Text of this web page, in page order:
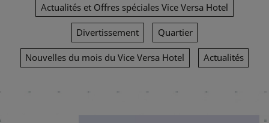
Actualités et Offres spéciales Vice Versa Hotel
Divertissement Quartier
Nouvelles du mois du Vice Versa Hotel Actualités